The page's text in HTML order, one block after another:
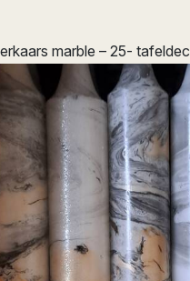
marble – 25-